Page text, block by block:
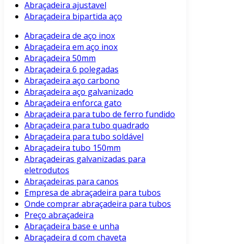
Abraçadeira ajustavel
Abraçadeira bipartida aço
Abraçadeira de aço inox
Abraçadeira em aço inox
Abraçadeira 50mm
Abraçadeira 6 polegadas
Abraçadeira aço carbono
Abraçadeira aço galvanizado
Abraçadeira enforca gato
Abraçadeira para tubo de ferro fundido
Abraçadeira para tubo quadrado
Abraçadeira para tubo soldável
Abraçadeira tubo 150mm
Abraçadeiras galvanizadas para
eletrodutos
Abraçadeiras para canos
Empresa de abraçadeira para tubos
Onde comprar abraçadeira para tubos
Preço abraçadeira
Abraçadeira base e unha
Abraçadeira d com chaveta